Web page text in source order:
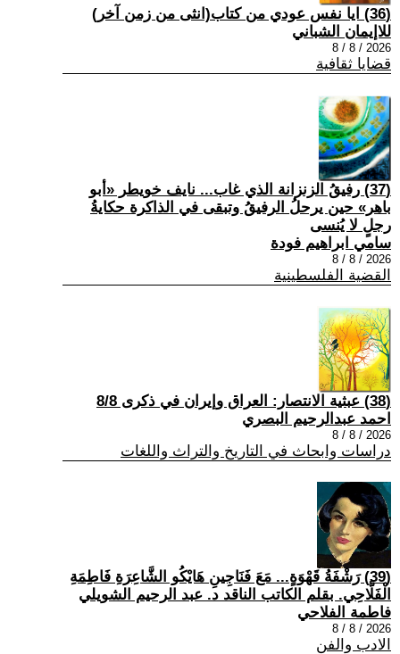
(36) ايا نفس عودي من كتاب(انثى من زمن آخر)
للاإيمان الشباني
2026 / 8 / 8
قضايا ثقافية
(37) رفيقُ الزنزانة الذي غاب... نايف خويطر «أبو
باهر» حين يرحلُ الرفيقُ وتبقى في الذاكرة حكايةُ
رجلٍ لا يُنسى
سامي ابراهيم فودة
2026 / 8 / 8
القضية الفلسطينية
(38) عبثية الانتصار: العراق وإيران في ذكرى 8/8
احمد عبدالرحيم البصري
2026 / 8 / 8
دراسات وابحاث في التاريخ والتراث واللغات
(39) رَشْفَةُ قَهْوَةٍ... مَعَ فَنَاجِينِ هَايْكُو الشَّاعِرَةِ فَاطِمَةِ
الْفَلَّاحِي. بقلم الكاتب الناقد د. عبد الرحيم الشويلي
فاطمة الفلاحي
2026 / 8 / 8
الادب والفن